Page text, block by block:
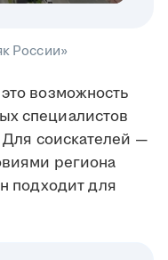
России»
возможность
специалистов
Для соискателей —
региона
подходит для